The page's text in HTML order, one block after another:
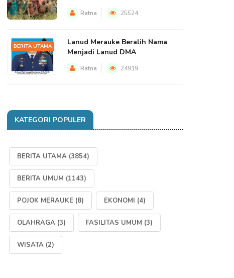
Ratna 25524
BERITA UTAMA
Lanud Merauke Beralih Nama
Menjadi Lanud DMA
Ratna 24919
KATEGORI POPULER
BERITA UTAMA (3854)
BERITA UMUM (1143)
POJOK MERAUKE (8) EKONOMI (4)
OLAHRAGA (3) FASILITAS UMUM (3)
WISATA (2)